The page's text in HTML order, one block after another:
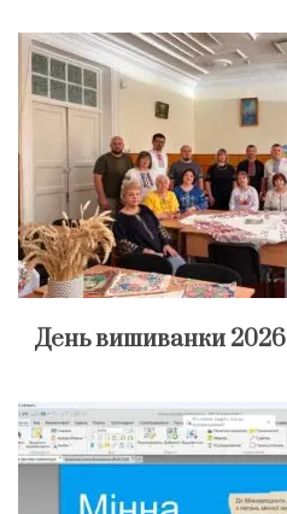
День вишиванки 2026